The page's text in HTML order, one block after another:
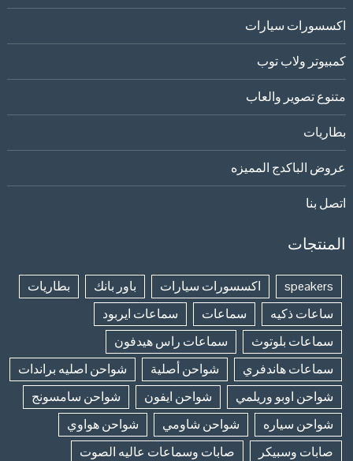
اكسسورات سيارات
كمبيوتر ولاب توب
متنوع تصوير والعاب
بطاريات
عروض الباكدج المميزه
اتصل بنا
المنتجات
speakers اكسسورات سيارات باور بانك
بطاريات
ساعات ذكيه
سماعات
سماعات ايربود
سماعات بلوتوث
سماعات راس هيدفون
سماعات هاندفري
شواحن أصلية
شواحن اصليه براندات
شواحن اوبو وريلمي
شواحن ايفون
شواحن سامسونج
شواحن سياره
شواحن شاومي
شواحن هواوي
صابات وسبيكر
صابات وسماعات عاليه الصوت